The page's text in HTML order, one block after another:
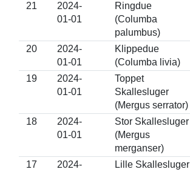
21
2024-
01-01
Ringdue
(Columba
palumbus)
20
2024-
01-01
Klippedue
(Columba livia)
19
2024-
01-01
Toppet
Skallesluger
(Mergus serrator)
18
2024-
01-01
Stor Skallesluger
(Mergus
merganser)
17
2024-
Lille Skallesluger